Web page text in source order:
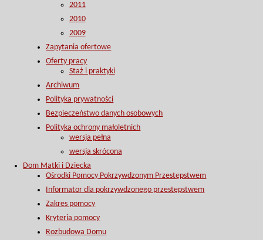
2011
2010
2009
Zapytania ofertowe
Oferty pracy
Staż i praktyki
Archiwum
Polityka prywatności
Bezpieczeństwo danych osobowych
Polityka ochrony małoletnich
wersja pełna
wersja skrócona
Dom Matki i Dziecka
Ośrodki Pomocy Pokrzywdzonym Przestępstwem
Informator dla pokrzywdzonego przestępstwem
Zakres pomocy
Kryteria pomocy
Rozbudowa Domu